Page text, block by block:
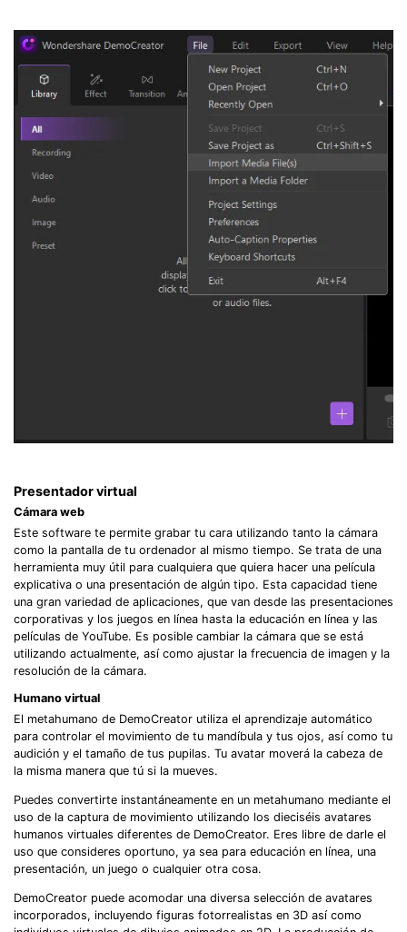
Presentador virtual
Cámara web
Este software te permite grabar tu cara utilizando tanto la cámara
como la pantalla de tu ordenador al mismo tiempo. Se trata de una
herramienta muy útil para cualquiera que quiera hacer una película
explicativa o una presentación de algún tipo. Esta capacidad tiene
una gran variedad de aplicaciones, que van desde las presentaciones
corporativas y los juegos en línea hasta la educación en línea y las
películas de YouTube. Es posible cambiar la cámara que se está
utilizando actualmente, así como ajustar la frecuencia de imagen y la
resolución de la cámara.
Humano virtual
El metahumano de DemoCreator utiliza el aprendizaje automático
para controlar el movimiento de tu mandíbula y tus ojos, así como tu
audición y el tamaño de tus pupilas. Tu avatar moverá la cabeza de
la misma manera que tú si la mueves.
Puedes convertirte instantáneamente en un metahumano mediante el
uso de la captura de movimiento utilizando los dieciséis avatares
humanos virtuales diferentes de DemoCreator. Eres libre de darle el
uso que consideres oportuno, ya sea para educación en línea, una
presentación, un juego o cualquier otra cosa.
DemoCreator puede acomodar una diversa selección de avatares
incorporados, incluyendo figuras fotorrealistas en 3D así como